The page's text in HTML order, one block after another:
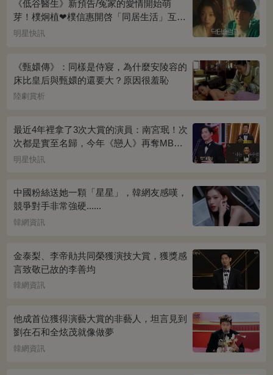
《低谷醫生》新預告/冤家的愛情開始萌
芽！樸炯植❤樸信惠開啓「同居生活」互相
共鳴、安慰~
明星快訊
《甄嬛傳》：同樣是侍寢，為什麼安陵容的
床比皇后與甄嬛的還要大？原因很羞恥
陸劇賞析
最近4年裡拿了3次大賞的演員：南宮珉！次
次都是實至名歸，今年《戀人》再奪MBC
演技大賞
明星快訊
中國粉絲送她一顆「星星」，韓網友感嘆，
競爭對手非常強硬......
韓網資訊
金泰梨、李帝勛共同榮獲演技大賞，獲獎感
言致敬已故的李善均
韓網資訊
他成首位獲得演藝大賞的非藝人，坦言見到
劉在石和全炫茂就像做夢
韓網資訊